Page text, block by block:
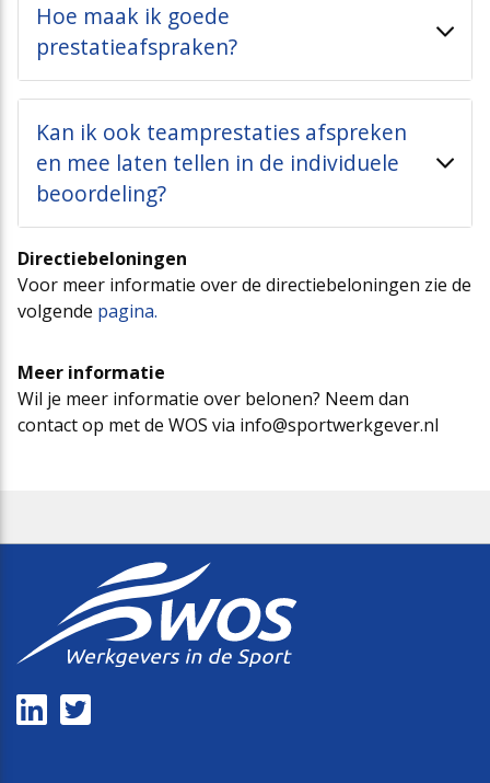
Hoe maak ik goede
prestatieafspraken?
Kan ik ook teamprestaties afspreken
en mee laten tellen in de individuele
beoordeling?
Directiebeloningen
Voor meer informatie over de directiebeloningen zie de
volgende pagina.
Meer informatie
Wil je meer informatie over belonen? Neem dan
contact op met de WOS via info@sportwerkgever.nl